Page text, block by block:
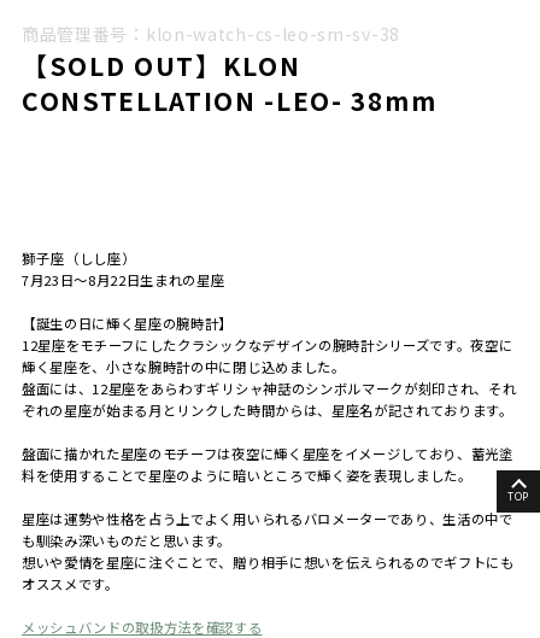
商品管理番号：klon-watch-cs-leo-sm-sv-38
【SOLD OUT】KLON
CONSTELLATION -LEO- 38mm
獅子座（しし座）
7月23日～8月22日生まれの星座
【誕生の日に輝く星座の腕時計】
12星座をモチーフにしたクラシックなデザインの腕時計シリーズです。夜空に
輝く星座を、小さな腕時計の中に閉じ込めました。
盤面には、12星座をあらわすギリシャ神話のシンボルマークが刻印され、それ
ぞれの星座が始まる月とリンクした時間からは、星座名が記されております。
盤面に描かれた星座のモチーフは夜空に輝く星座をイメージしており、蓄光塗
料を使用することで星座のように暗いところで輝く姿を表現しました。
星座は運勢や性格を占う上でよく用いられるバロメーターであり、生活の中で
も馴染み深いものだと思います。
想いや愛情を星座に注ぐことで、贈り相手に想いを伝えられるのでギフトにも
オススメです。
メッシュバンドの取扱方法を確認する
TOP